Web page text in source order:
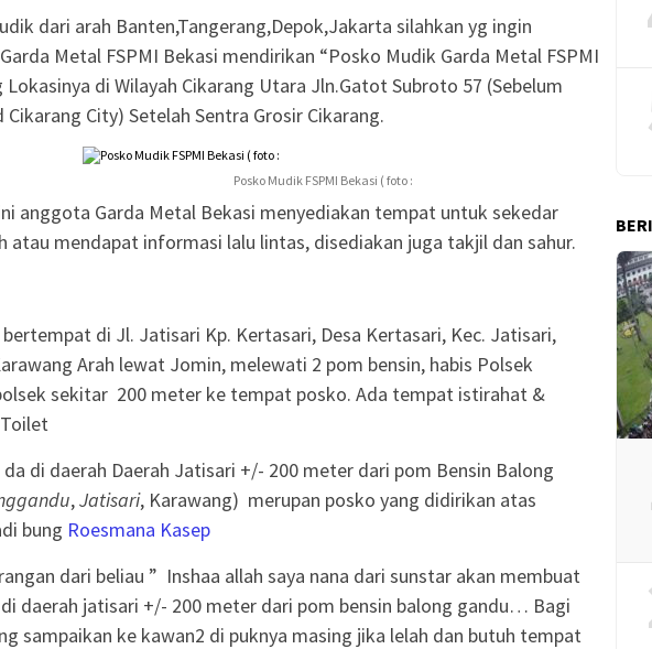
dari arah Banten,Tangerang,Depok,Jakarta silahkan yg ingin
Metal FSPMI Bekasi mendirikan “Posko Mudik Garda Metal FSPMI
Lokasinya di Wilayah Cikarang Utara Jln.Gatot Subroto 57 (Sebelum
Cikarang City) Setelah Sentra Grosir Cikarang.
Posko Mudik FSPMI Bekasi ( foto :
anggota Garda Metal Bekasi menyediakan tempat untuk sekedar
atau mendapat informasi lalu lintas, disediakan juga takjil dan sahur.
di Jl. Jatisari Kp. Kertasari, Desa Kertasari, Kec. Jatisari,
Arah lewat Jomin, melewati 2 pom bensin, habis Polsek
sekitar 200 meter ke tempat posko. Ada tempat istirahat &
da di daerah Daerah Jatisari +/- 200 meter dari pom Bensin Balong
,Jatisari, Karawang) merupan posko yang didirikan atas
bung Roesmana Kasep
dari beliau ” Inshaa allah saya nana dari sunstar akan membuat
daerah jatisari +/- 200 meter dari pom bensin balong gandu… Bagi
sampaikan ke kawan2 di puknya masing jika lelah dan butuh tempat